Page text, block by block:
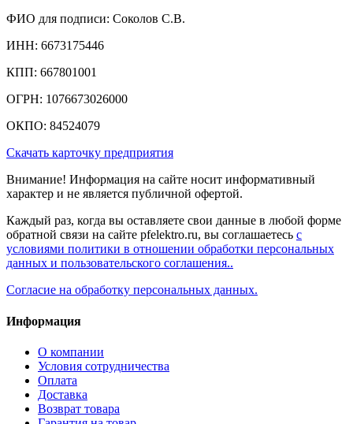
ФИО для подписи: Соколов С.В.
ИНН: 6673175446
КПП: 667801001
ОГРН: 1076673026000
ОКПО: 84524079
Скачать карточку предприятия
Внимание! Информация на сайте носит информативный
характер и не является публичной офертой.
Каждый раз, когда вы оставляете свои данные в любой форме
обратной связи на сайте pfelektro.ru, вы соглашаетесь с
условиями политики в отношении обработки персональных
данных и пользовательского соглашения..
Согласие на обработку персональных данных.
Информация
О компании
Условия сотрудничества
Оплата
Доставка
Возврат товара